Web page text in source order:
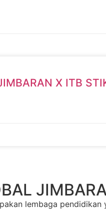
X ITB
lembaga